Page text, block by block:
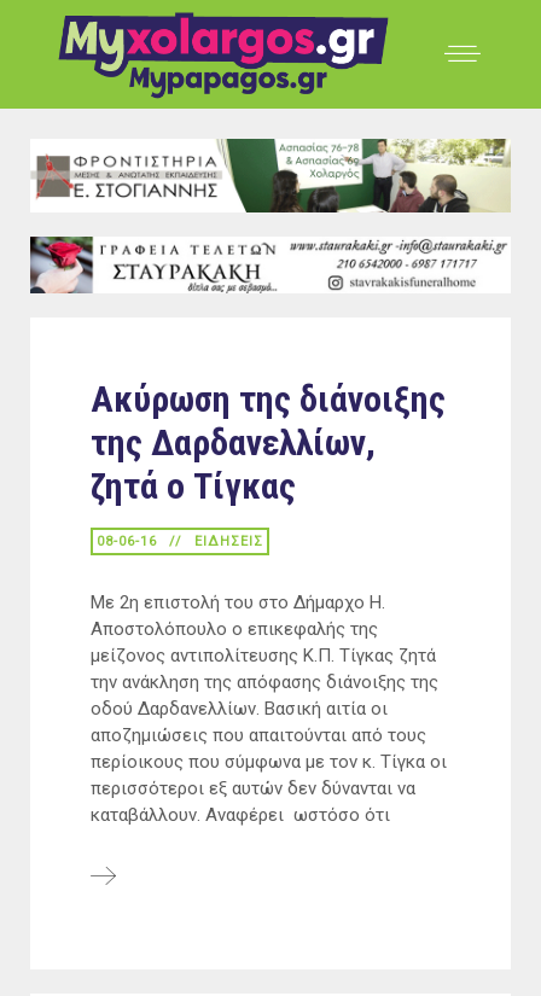
Ακύρωση της διάνοιξης
της Δαρδανελλίων,
ζητά ο Τίγκας
08-06-16 ΕΙΔΉΣΕΙΣ
Με 2η επιστολή του στο Δήμαρχο Η.
Αποστολόπουλο ο επικεφαλής της
μείζονος αντιπολίτευσης Κ.Π. Τίγκας ζητά
την ανάκληση της απόφασης διάνοιξης της
οδού Δαρδανελλίων. Βασική αιτία οι
αποζημιώσεις που απαιτούνται από τους
περίοικους που σύμφωνα με τον κ. Τίγκα οι
περισσότεροι εξ αυτών δεν δύνανται να
καταβάλλουν. Αναφέρει ωστόσο ότι